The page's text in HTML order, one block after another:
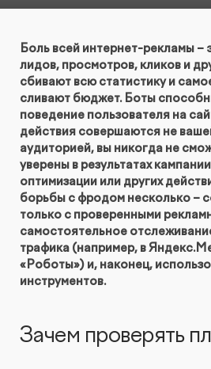
UX-тестирование интернет-
и приложений с респондентами
Глубинные интервью с аудиторией
Создание AI-креативов
Правовой аудит сайта
Оптимизация скорости загрузки
Интеграция и поддержка умного
Настройка Битрикс24
ПРЕДЛОЖЕНИЕ ДЛЯ
РЕФЕРАЛЬНАЯ ПРОГРАММА
Боль всей интернет-рекламы –
лидов, просмотров, кликов и
сбивают всю статистику и
сливают бюджет. Боты
поведение пользователя на
действия совершаются не
аудиторией, вы никогда не
уверены в результатах
оптимизации или других
борьбы с фродом несколько –
только с проверенными
самостоятельное
трафика (например, в
«Роботы») и, наконец,
инструментов.
Зачем проверять